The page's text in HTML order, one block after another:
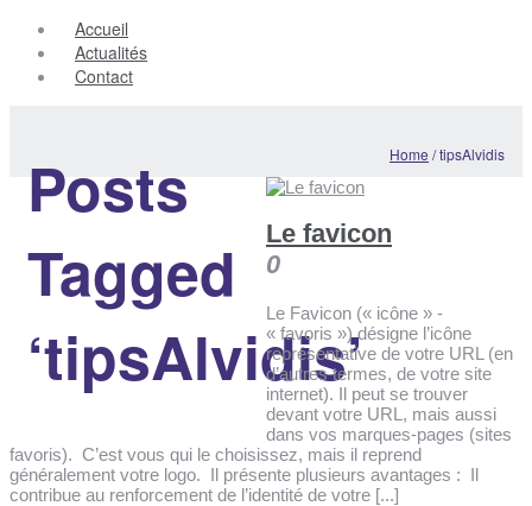
Accueil
Actualités
Contact
Posts
Tagged
‘tipsAlvidis’
Home /tipsAlvidis
Le favicon
0
Le Favicon (« icône » -
« favoris ») désigne l’icône
représentative de votre URL (en
d’autres termes, de votre site
internet). Il peut se trouver
devant votre URL, mais aussi
dans vos marques-pages (sites
favoris). C’est vous qui le choisissez, mais il reprend
généralement votre logo. Il présente plusieurs avantages : Il
contribue au renforcement de l’identité de votre [...]